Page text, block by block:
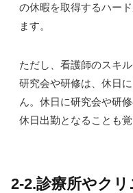
の休暇を取得するハー
ます。
ただし、看護師のスキ
研究会や研修は、休日
ん。休日に研究会や研
休日出勤となることも
2-2.診療所やク